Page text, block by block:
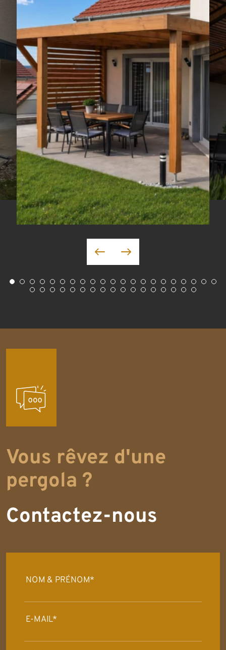
Vous rêvez d'une
pergola ?
Contactez-nous
NOM & PRÉNOM*
E-MAIL*